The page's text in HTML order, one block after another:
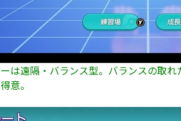
は遠隔・バランス型。バランスの取れ
意。